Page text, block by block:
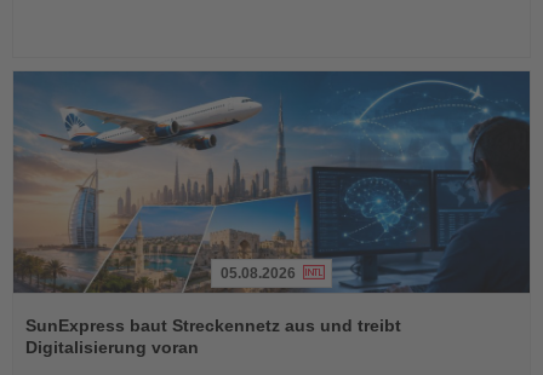
Sie
die
Nachrichten
05.08.2026
SunExpress baut Streckennetz aus und treibt
Digitalisierung voran